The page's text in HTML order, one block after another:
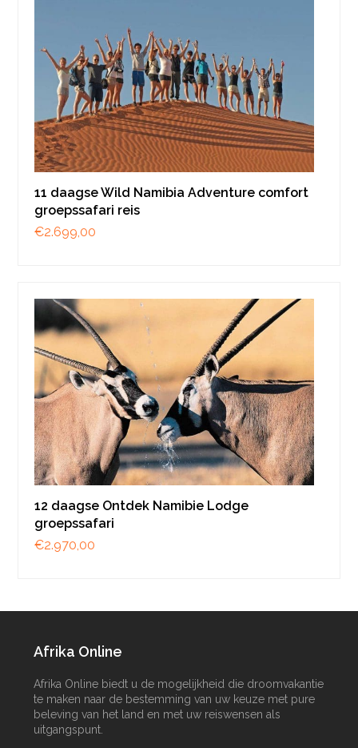
11 daagse Wild Namibia Adventure comfort
groepssafari reis
€2.699,00
12 daagse Ontdek Namibie Lodge
groepssafari
€2.970,00
Afrika Online
Afrika Online biedt u de mogelijkheid die droomvakantie
te maken naar de bestemming van uw keuze met pure
beleving van het land en met uw reiswensen als
uitgangspunt.